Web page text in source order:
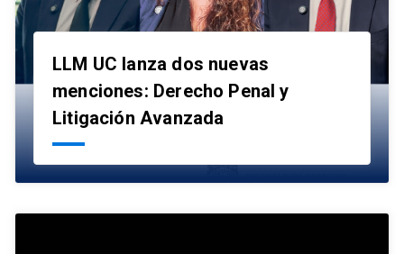
LLM UC lanza dos nuevas
menciones: Derecho Penal y
Litigación Avanzada